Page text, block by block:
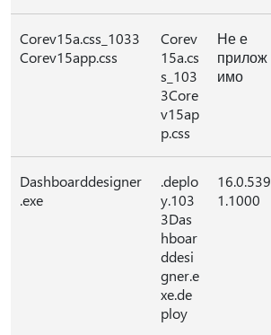
Corev15a.css_1033
Corev15app.css
Corev
15a.cs
s_103
3Core
v15ap
p.css
Не е
прилож
имо
Dashboarddesigner
.exe
.deplo
y.103
3Das
hboar
ddesi
gner.e
xe.de
ploy
16.0.539
1.1000